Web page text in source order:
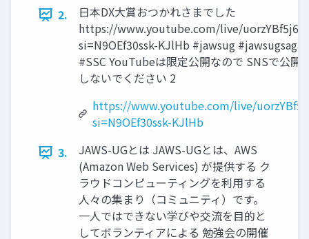
2.
日本DX大賞おつかれさまでした
https://www.youtube.com/live/
si=N9OEf30ssk-KJlHb #jawsug #jawsugsaga
#SSC YouTubeは限定公開なので SNSで公開
しないでください 2
https://www.youtube.com/live/
si=N9OEf30ssk-KJlHb
3.
JAWS-UGとは JAWS-UGとは、AWS
(Amazon Web Services) が提供する ク
ラウドコンピューティングを利用する
人々の集まり（コミュニティ）です。
一人ではできない学びや交流を目的と
してボランティアによる 勉強会の開催